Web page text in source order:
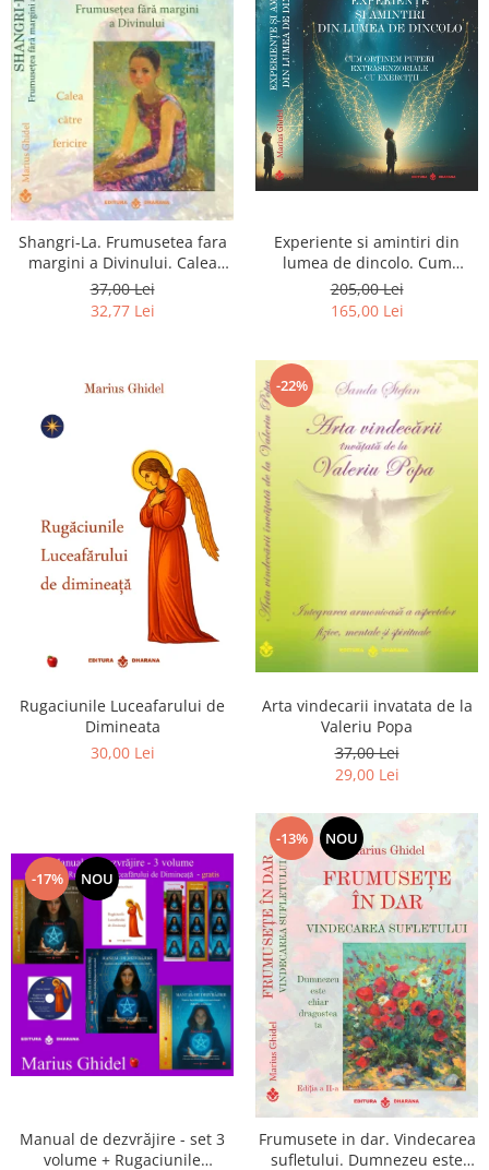
Shangri-La. Frumusetea fara
margini a Divinului. Calea
catre fericire
37,00 Lei
32,77 Lei
Experiente si amintiri din
lumea de dincolo. Cum
obtinem puteri
extrasenzoriale - cu exercitii
205,00 Lei
165,00 Lei
Rugaciunile Luceafarului de
Dimineata
30,00 Lei
-22%
Arta vindecarii invatata de la
Valeriu Popa
37,00 Lei
29,00 Lei
-17% NOU
Manual de dezvrăjire - set 3
volume + Rugaciunile
-13% NOU
Frumusete in dar. Vindecarea
sufletului. Dumnezeu este